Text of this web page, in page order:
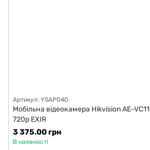
Артикул: YSAP040
Мобільна відеокамера Hikvision AE-
720p EXIR
3 375.00 грн
В наявності